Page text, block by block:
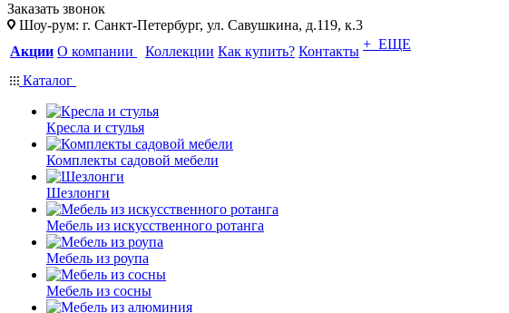
Заказать звонок
Шоу-рум: г. Санкт-Петербург, ул. Савушкина, д.119, к.3
Акции О компании Коллекции Как купить? Контакты + ЕЩЕ
Каталог
Кресла и стулья
Комплекты садовой мебели
Шезлонги
Мебель из искусственного ротанга
Мебель из роупа
Мебель из сосны